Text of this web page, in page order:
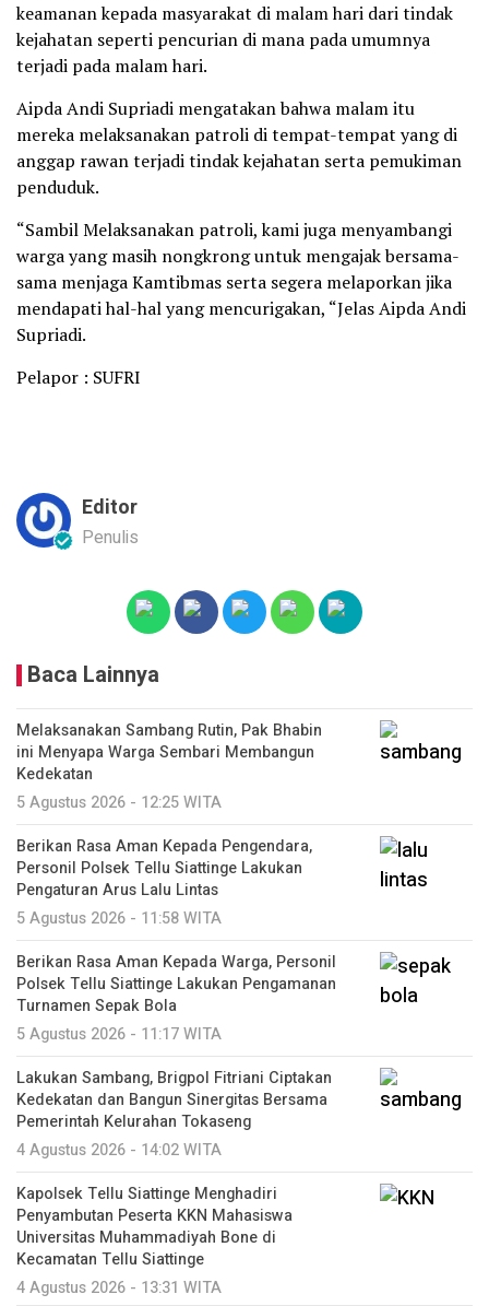
keamanan kepada masyarakat di malam hari dari tindak
kejahatan seperti pencurian di mana pada umumnya
terjadi pada malam hari.
Aipda Andi Supriadi mengatakan bahwa malam itu
mereka melaksanakan patroli di tempat-tempat yang di
anggap rawan terjadi tindak kejahatan serta pemukiman
penduduk.
“Sambil Melaksanakan patroli, kami juga menyambangi
warga yang masih nongkrong untuk mengajak bersama-
sama menjaga Kamtibmas serta segera melaporkan jika
mendapati hal-hal yang mencurigakan, “Jelas Aipda Andi
Supriadi.
Pelapor : SUFRI
Editor
Penulis
Baca Lainnya
Melaksanakan Sambang Rutin, Pak Bhabin
ini Menyapa Warga Sembari Membangun
Kedekatan
5 Agustus 2026 - 12:25 WITA
Berikan Rasa Aman Kepada Pengendara,
Personil Polsek Tellu Siattinge Lakukan
Pengaturan Arus Lalu Lintas
5 Agustus 2026 - 11:58 WITA
Berikan Rasa Aman Kepada Warga, Personil
Polsek Tellu Siattinge Lakukan Pengamanan
Turnamen Sepak Bola
5 Agustus 2026 - 11:17 WITA
Lakukan Sambang, Brigpol Fitriani Ciptakan
Kedekatan dan Bangun Sinergitas Bersama
Pemerintah Kelurahan Tokaseng
4 Agustus 2026 - 14:02 WITA
Kapolsek Tellu Siattinge Menghadiri
Penyambutan Peserta KKN Mahasiswa
Universitas Muhammadiyah Bone di
Kecamatan Tellu Siattinge
4 Agustus 2026 - 13:31 WITA